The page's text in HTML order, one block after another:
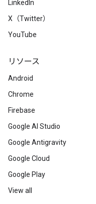
LinkedIn
X（Twitter）
YouTube
リソース
Android
Chrome
Firebase
Google AI Studio
Google Antigravity
Google Cloud
Google Play
View all